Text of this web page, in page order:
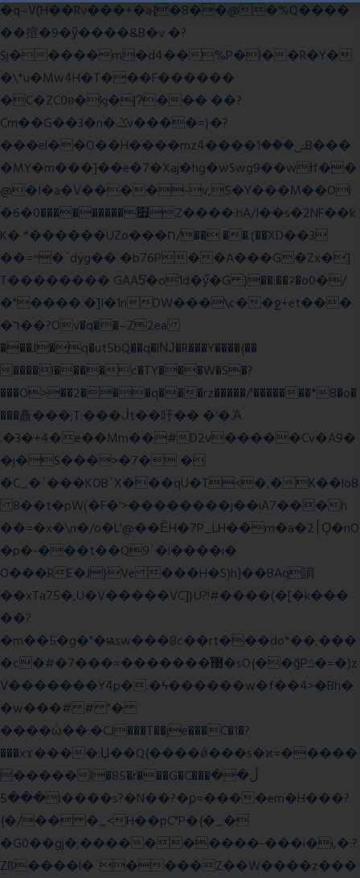
�q~V(H��Rv���+�a{�8��@�%Q����
��揎�9�ў����&B�v �?
$j�����m�d4��%P�l��R�Y�
�\*u�Mw4H�T���F������
�C�ZC0ʚ�kj�|?ͮ��� ��?
Cm��G��3�n�ݣv����=}�?
���el��O��H����mzݾ���1����4B���
�MY�m���]��e�7�Xaj׃�hg�wSwg9��wƗf��
@�I�a�V����-v,5�Y���M��Ol
�׿���������0�6Z����:hA/I��s�2NF��k
K� *������UZo���ח/�� ��.(��XD��3
��=^�`dyg�� �b76P��A���G�Zx�]
T�������� GAA5̔�o1d�ӳ�G )��:��ℱ�o0�/
�"����.�]I�1nDW���\c��ջ+et���
�ר��?Ov�q��~Z2ea
���J�q�ut5bQ��q�lǊ�R���Y����{��
����l����c�TY���W�S�?
���O>��2���q���rz�����/'�������*8�o�
���矗���;T:���ᒎt��吁�� �'�.Ὰ
.�3�+4�e��Mm��#D2v�����Cv�A9�
�j�S���>�7� �
�C_�`���KOB`X���qU�T<�,�K��lo8
8��t�pW(�F�'>��������j��iA7���h
��=�x�\n�/o�L'@��ȄH�7P_LH��m�a�2׀Ǫ�nO
�p�-���t��Q9`�l����i�
O���RE�J}Ve ���H�S)h]��BAq謪
��xTa75�,U�V�����VC]}U?!#����(�[�k���
��?
�m��5�g�"�ѩsw���8c��rt���do*��;���
�c�#�޳�ͯ������=���7�sO{��ğPݿ�=�)z
V�������Y4p�.�ϟ������w�f��4>�Bh�
�w���# # "�
����ώ��:�CJ���T��je���C�1�?
���xϫ����:Џ��Q{����ǿ���s�ϰ=�����
�����l�85�r���G�C���ڵ��
���5i����s?�N��?�ϼ=����em�H���?
{�/�� �_<H��pC"P�{�_�
�G0��gj�;����������-���i�i,�:?
Zß����l�`����Z��W����z���